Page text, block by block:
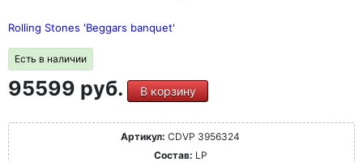
Rolling Stones 'Beggars banquet'
Есть в наличии
95599 руб. В корзину
Артикул: CDVP 3956324
Состав: LP